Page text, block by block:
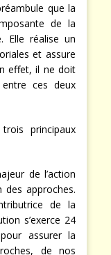
que la
de la
Elle réalise un
et assure
effet, il ne doit
ces deux
principaux
de l’action
approches.
de la
s’exerce 24
assurer la
de nos